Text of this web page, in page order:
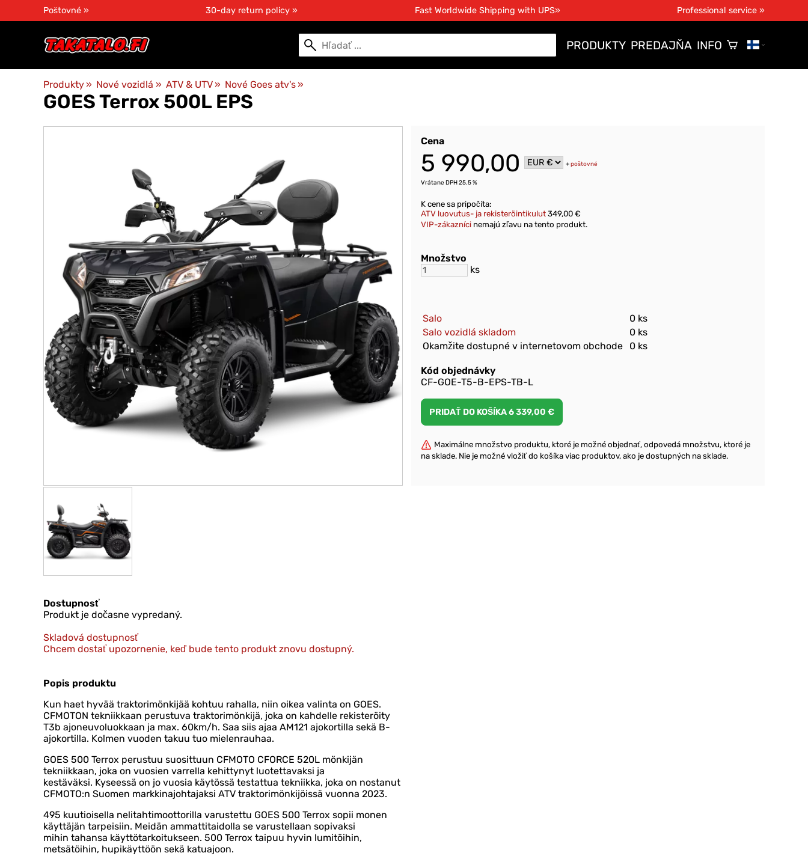
Poštovné » 30-day return policy » Fast Worldwide Shipping with UPS» Professional service »
PRODUKTY PREDAJŇA INFO
Produkty ‪» Nové vozidlá ‪» ATV & UTV ‪» Nové Goes atv's ‪»
GOESTerrox 500L EPS
Cena
5 990,00 +poštovné
Vrátane DPH 25.5 %
K cene sa pripočíta:
ATV luovutus- ja rekisteröintikulut 349,00 €
VIP-zákazníci nemajú zľavu na tento produkt.
Množstvo
ks
Salo
0 ks
Salo vozidlá skladom
0 ks
Okamžite dostupné v internetovom obchode
0 ks
Kód objednávky
CF-GOE-T5-B-EPS-TB-L
Maximálne množstvo produktu, ktoré je možné objednať, odpovedá množstvu, ktoré je
na sklade. Nie je možné vložiť do košíka viac produktov, ako je dostupných na sklade.
Dostupnosť
Produkt je dočasne vypredaný.
Skladová dostupnosť
Chcem dostať upozornenie, keď bude tento produkt znovu dostupný.
Popis produktu
Kun haet hyvää traktorimönkijää kohtuu rahalla, niin oikea valinta on GOES.
CFMOTON tekniikkaan perustuva traktorimönkijä, joka on kahdelle rekisteröity
T3b ajoneuvoluokkaan ja max. 60km/h. Saa siis ajaa AM121 ajokortilla sekä B-
ajokortilla. Kolmen vuoden takuu tuo mielenrauhaa.
GOES 500 Terrox perustuu suosittuun CFMOTO CFORCE 520L mönkijän
tekniikkaan, joka on vuosien varrella kehittynyt luotettavaksi ja
kestäväksi. Kyseessä on jo vuosia käytössä testattua tekniikka, joka on nostanut
CFMOTO:n Suomen markkinajohtajaksi ATV traktorimönkijöissä vuonna 2023.
495 kuutioisella nelitahtimoottorilla varustettu GOES 500 Terrox sopii monen
käyttäjän tarpeisiin. Meidän ammattitaidolla se varustellaan sopivaksi
mihin tahansa käyttötarkoitukseen. 500 Terrox taipuu hyvin lumitöihin,
metsätöihin, hupikäyttöön sekä katuajoon.